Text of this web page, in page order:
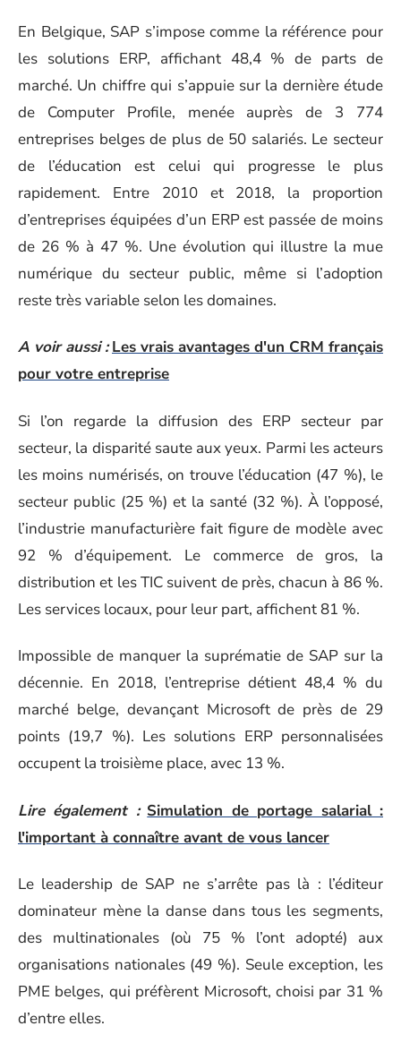
En Belgique, SAP s’impose comme la référence pour
les solutions ERP, affichant 48,4 % de parts de
marché. Un chiffre qui s’appuie sur la dernière étude
de Computer Profile, menée auprès de 3 774
entreprises belges de plus de 50 salariés. Le secteur
de l’éducation est celui qui progresse le plus
rapidement. Entre 2010 et 2018, la proportion
d’entreprises équipées d’un ERP est passée de moins
de 26 % à 47 %. Une évolution qui illustre la mue
numérique du secteur public, même si l’adoption
reste très variable selon les domaines.
A voir aussi : Les vrais avantages d'un CRM français
pour votre entreprise
Si l’on regarde la diffusion des ERP secteur par
secteur, la disparité saute aux yeux. Parmi les acteurs
les moins numérisés, on trouve l’éducation (47 %), le
secteur public (25 %) et la santé (32 %). À l’opposé,
l’industrie manufacturière fait figure de modèle avec
92 % d’équipement. Le commerce de gros, la
distribution et les TIC suivent de près, chacun à 86 %.
Les services locaux, pour leur part, affichent 81 %.
Impossible de manquer la suprématie de SAP sur la
décennie. En 2018, l’entreprise détient 48,4 % du
marché belge, devançant Microsoft de près de 29
points (19,7 %). Les solutions ERP personnalisées
occupent la troisième place, avec 13 %.
Lire également : Simulation de portage salarial :
l'important à connaître avant de vous lancer
Le leadership de SAP ne s’arrête pas là : l’éditeur
dominateur mène la danse dans tous les segments,
des multinationales (où 75 % l’ont adopté) aux
organisations nationales (49 %). Seule exception, les
PME belges, qui préfèrent Microsoft, choisi par 31 %
d’entre elles.